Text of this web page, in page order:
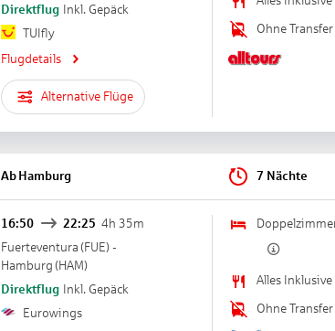
Direktflug Inkl. Gepäck
TUIfly
Flugdetails
Alternative Flüge
Ohne Transfer
Ab Hamburg 7 Nächte
16:50 22:25 4h 35m
Fuerteventura (FUE) -
Hamburg (HAM)
Direktflug Inkl. Gepäck
Eurowings
Alles Inklusive
Ohne Transfer